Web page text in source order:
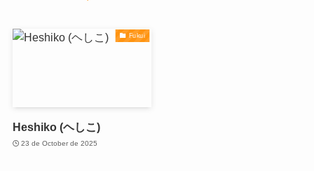
Fukui
Heshiko (ヘしこ)
23 de October de 2025